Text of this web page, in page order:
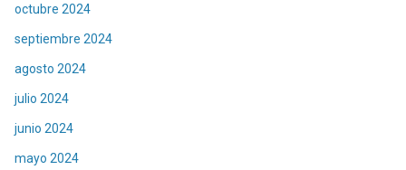
octubre 2024
septiembre 2024
agosto 2024
julio 2024
junio 2024
mayo 2024